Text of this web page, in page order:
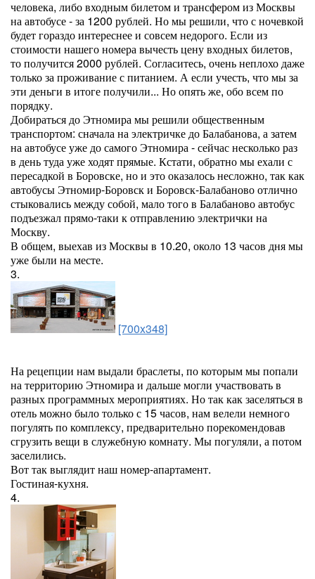
человека, либо входным билетом и трансфером из Москвы
на автобусе - за 1200 рублей. Но мы решили, что с ночевкой
будет гораздо интереснее и совсем недорого. Если из
стоимости нашего номера вычесть цену входных билетов,
то получится 2000 рублей. Согласитесь, очень неплохо даже
только за проживание с питанием. А если учесть, что мы за
эти деньги в итоге получили... Но опять же, обо всем по
порядку.
Добираться до Этномира мы решили общественным
транспортом: сначала на электричке до Балабанова, а затем
на автобусе уже до самого Этномира - сейчас несколько раз
в день туда уже ходят прямые. Кстати, обратно мы ехали с
пересадкой в Боровске, но и это оказалось несложно, так как
автобусы Этномир-Боровск и Боровск-Балабаново отлично
стыковались между собой, мало того в Балабаново автобус
подъезжал прямо-таки к отправлению электрички на
Москву.
В общем, выехав из Москвы в 10.20, около 13 часов дня мы
уже были на месте.
3.
[700x348]
На рецепции нам выдали браслеты, по которым мы попали
на территорию Этномира и дальше могли участвовать в
разных программных мероприятиях. Но так как заселяться в
отель можно было только с 15 часов, нам велели немного
погулять по комплексу, предварительно порекомендовав
сгрузить вещи в служебную комнату. Мы погуляли, а потом
заселились.
Вот так выглядит наш номер-апартамент.
Гостиная-кухня.
4.